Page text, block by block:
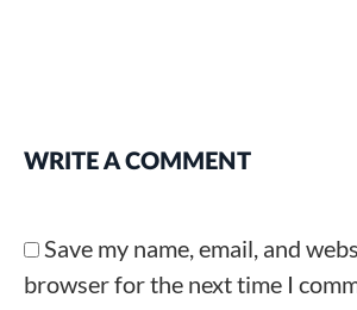
WRITE A COMMENT
Save my name, email, and
browser for the next time I